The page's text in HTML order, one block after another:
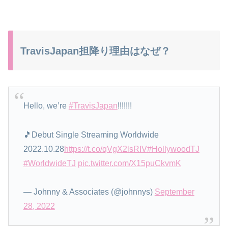
TravisJapan担降り理由はなぜ？
Hello, we’re #TravisJapan!!!!!!!
🎵Debut Single Streaming Worldwide
2022.10.28https://t.co/qVgX2lsRIV#HollywoodTJ
#WorldwideTJ pic.twitter.com/X15puCkvmK
— Johnny & Associates (@johnnys) September
28, 2022